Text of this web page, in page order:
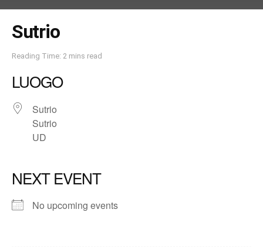
Sutrio
Reading Time: 2 mins read
LUOGO
Sutrio
Sutrio
UD
NEXT EVENT
No upcoming events